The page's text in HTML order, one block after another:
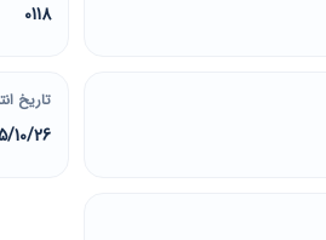
0118
تاریخ
10/26